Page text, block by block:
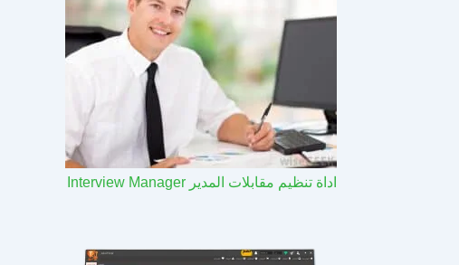
اداة تنظيم مقابلات المدير Interview Manager